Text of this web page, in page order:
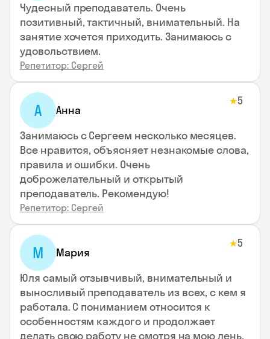
Чудесный преподаватель. Очень
позитивный, тактичный, внимательный. На
занятие хочется приходить. Занимаюсь с
удовольствием.
Репетитор: Сергей
А Анна
★5
Занимаюсь с Сергеем несколько месяцев.
Все нравится, объясняет незнакомые слова,
правила и ошибки. Очень
доброжелательный и открытый
преподаватель. Рекомендую!
Репетитор: Сергей
М Мария
★5
Юля самый отзывчивый, внимательный и
выносливый преподаватель из всех, с кем я
работала. С пониманием относится к
особенностям каждого и продолжает
делать свою работу не смотря на мою лень,